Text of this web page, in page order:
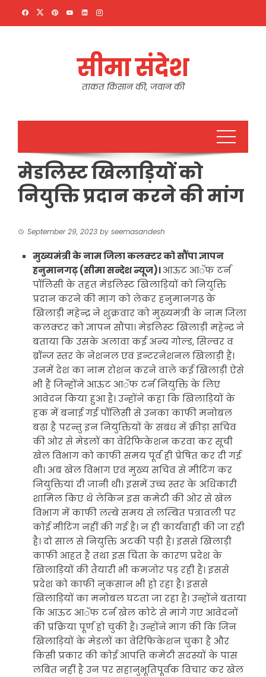
सीमा संदेश
ताकत किसान की, जवान की
मेडलिस्ट खिलाड़ियों को
नियुक्ति प्रदान करने की मांग
September 29, 2023 by seemasandesh
मुख्यमंत्री के नाम जिला कलक्टर को सौंपा ज्ञापन
हनुमानगढ़ (सीमा सन्देश न्यूज)।आऊट आॅफ टर्न
पॉलिसी के तहत मेडलिस्ट खिलाड़ियों को नियुक्ति
प्रदान करने की मांग को लेकर हनुमानगढ़ के
खिलाड़ी महेन्द्र ने शुक्रवार को मुख्यमंत्री के नाम जिला
कलक्टर को ज्ञापन सौंपा। मेडलिस्ट खिलाड़ी महेन्द्र ने
बताया कि उसके अलावा कई अन्य गोल्ड, सिल्वर व
ब्रॉन्ज स्तर के नेशनल एवं इन्टरनेशनल खिलाड़ी हैं।
उनमें देश का नाम रोशन करने वाले कई खिलाड़ी ऐसे
भी हैं जिन्होंने आऊट आॅफ टर्न नियुक्ति के लिए
आवेदन किया हुआ है। उन्होंने कहा कि खिलाड़ियों के
हक में बनाई गई पॉलिसी से उनका काफी मनोबल
बढ़ा है परन्तु इन नियुक्तियों के संबंध में क्रीड़ा सचिव
की ओर से मेडलों का वेरिफिकेशन करवा कर सूची
खेल विभाग को काफी समय पूर्व ही प्रेषित कर दी गई
थी। अब खेल विभाग एवं मुख्य सचिव से मीटिंग कर
नियुक्तियां दी जानी थी। इसमें उच्च स्तर के अधिकारी
शामिल किए थे लेकिन इस कमेटी की ओर से खेल
विभाग में काफी लम्बे समय से लम्बित पत्रावली पर
कोई मीटिंग नहीं की गई है। न ही कार्यवाही की जा रही
है। दो साल से नियुक्ति अटकी पड़ी है। इससे खिलाड़ी
काफी आहत हैं तथा इस चिंता के कारण प्रदेश के
खिलाड़ियों की तैयारी भी कमजोर पड़ रही है। इससे
प्रदेश को काफी नुकसान भी हो रहा है। इससे
खिलाड़ियों का मनोबल घटता जा रहा है। उन्होंने बताया
कि आऊट आॅफ टर्न खेल कोटे से मांगे गए आवेदनों
की प्रक्रिया पूर्ण हो चुकी है। उन्होंने मांग की कि जिन
खिलाड़ियों के मेडलों का वेरिफिकेशन चुका है और
किसी प्रकार की कोई आपत्ति कमेटी सदस्यों के पास
लंबित नहीं है उन पर सहानुभूतिपूर्वक विचार कर खेल